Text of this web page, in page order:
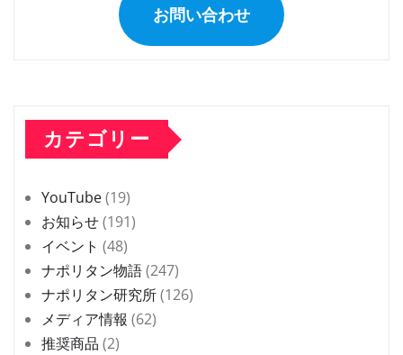
お問い合わせ
カテゴリー
YouTube(19)
お知らせ(191)
イベント (48)
ナポリタン物語(247)
ナポリタン研究所(126)
メディア情報 (62)
推奨商品 (2)